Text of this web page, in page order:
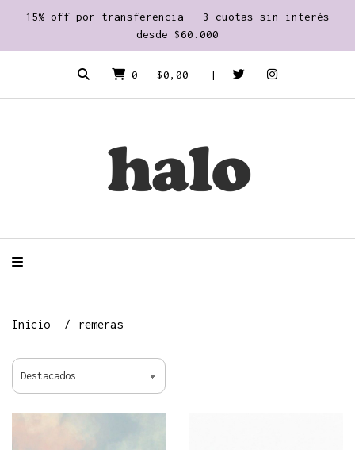
15% off por transferencia — 3 cuotas sin interés
desde $60.000
0 - $0,00
Inicio remeras